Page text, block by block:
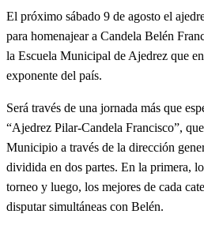
El próximo sábado 9 de agosto el
para homenajear a Candela Belén
la Escuela Municipal de Ajedrez que
exponente del país.
Será través de una jornada más que
“Ajedrez Pilar-Candela Francisco”,
Municipio a través de la dirección
dividida en dos partes. En la primera,
torneo y luego, los mejores de cada
disputar simultáneas con Belén.